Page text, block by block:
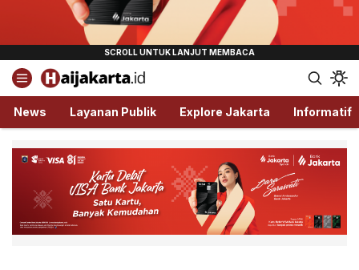
Haijakarta.id
Semua Tentang Jakarta Ada Disini!
News Layanan Publik Explore Jakarta Informatif